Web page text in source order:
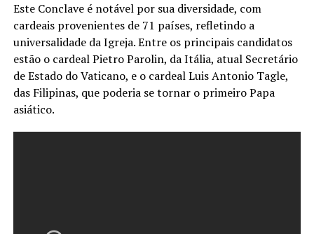
Este Conclave é notável por sua diversidade, com
cardeais provenientes de 71 países, refletindo a
universalidade da Igreja. Entre os principais candidatos
estão o cardeal Pietro Parolin, da Itália, atual Secretário
de Estado do Vaticano, e o cardeal Luis Antonio Tagle,
das Filipinas, que poderia se tornar o primeiro Papa
asiático.